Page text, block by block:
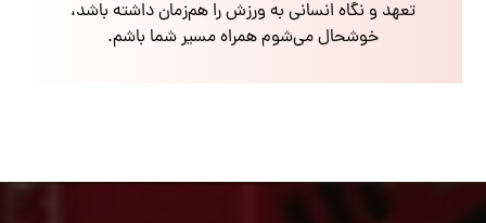
تعهد و نگاه انسانی به ورزش را هم‌زمان داشته باشد،
خوشحال می‌شوم همراه مسیر شما باشم.